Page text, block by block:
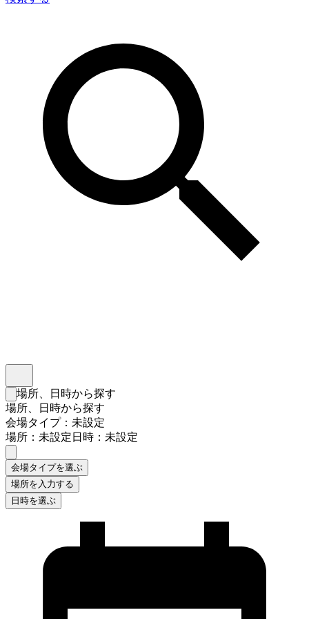
検索フォームを閉じる
場所、日時から探す
場所、日時から探す
会場タイプ：未設定
場所：未設定日時：未設定
会場タイプを選ぶ
場所を入力する
日時を選ぶ